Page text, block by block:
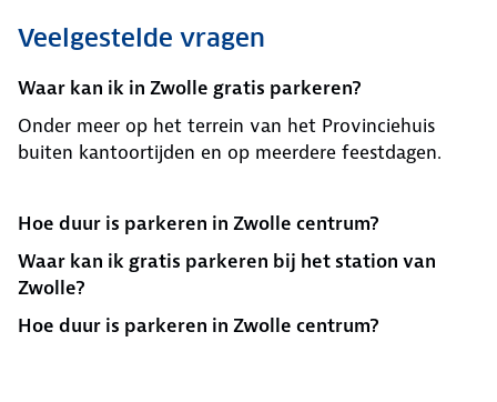
Veelgestelde vragen
Waar kan ik in Zwolle gratis parkeren?
Onder meer op het terrein van het Provinciehuis
buiten kantoortijden en op meerdere feestdagen.
Hoe duur is parkeren in Zwolle centrum?
Waar kan ik gratis parkeren bij het station van
Zwolle?
Hoe duur is parkeren in Zwolle centrum?